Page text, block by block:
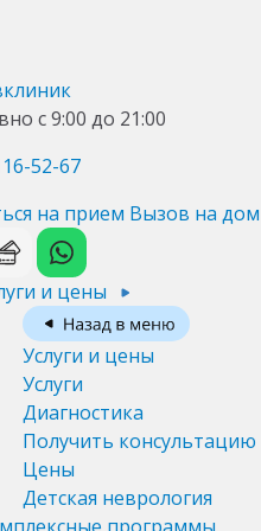
с 9:00 до 21:00
52-67
на прием Вызов на дом
и цены
Услуги и цены
Услуги
Диагностика
Получить консультацию
Цены
Детская неврология